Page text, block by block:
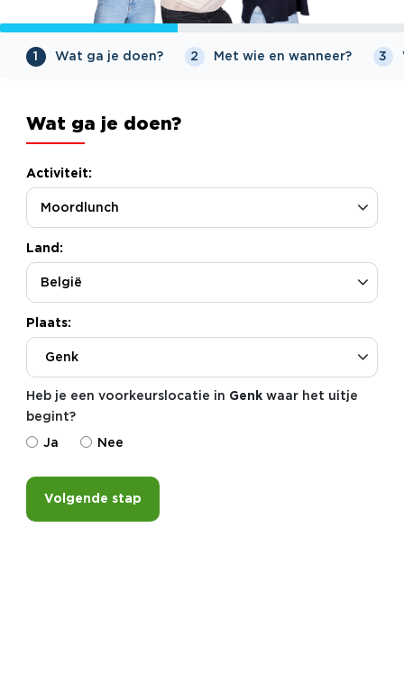
1 Wat ga je doen? 2 Met wie en wanneer? 3
Wat ga je doen?
Activiteit:
Land:
Plaats:
Genk
Heb je een voorkeurslocatie in Genkwaar het uitje
begint?
Ja Nee
Volgende stap